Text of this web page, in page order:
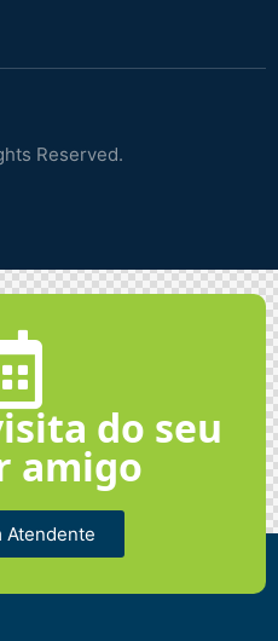
Reserved.
do seu
amigo
Atendente